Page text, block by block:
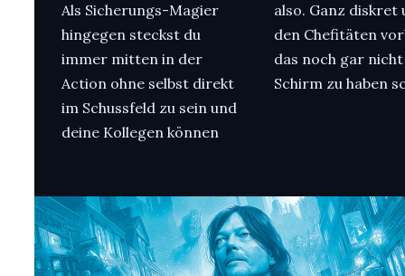
Als Sicherungs-Magier
hingegen steckst du
immer mitten in der
Action ohne selbst direkt
im Schussfeld zu sein und
deine Kollegen können
also. Ganz diskret
den Chefitäten
das noch gar
Schirm zu haben